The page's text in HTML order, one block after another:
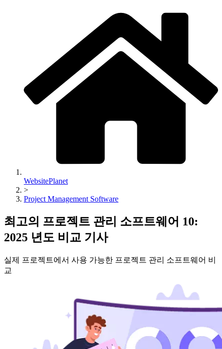
WebsitePlanet
>
Project Management Software
최고의 프로젝트 관리 소프트웨어 10:
2025 년도 비교 기사
실제 프로젝트에서 사용 가능한 프로젝트 관리 소프트웨어 비
교